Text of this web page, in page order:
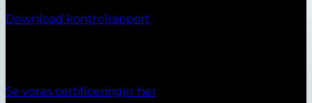
Download kontrolrapport
Se vores certificeringer her